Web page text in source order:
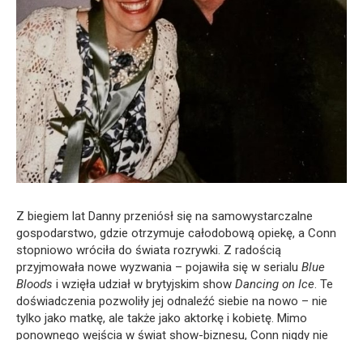
Z biegiem lat Danny przeniósł się na samowystarczalne
gospodarstwo, gdzie otrzymuje całodobową opiekę, a Conn
stopniowo wróciła do świata rozrywki. Z radością
przyjmowała nowe wyzwania – pojawiła się w serialu Blue
Bloods i wzięła udział w brytyjskim show Dancing on Ice. Te
doświadczenia pozwoliły jej odnaleźć siebie na nowo – nie
tylko jako matkę, ale także jako aktorkę i kobietę. Mimo
ponownego wejścia w świat show-biznesu, Conn nigdy nie